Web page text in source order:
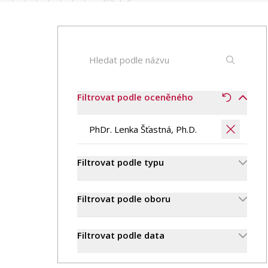
Filtrovat podle oceněného
Filtrovat podle typu
Filtrovat podle oboru
Filtrovat podle data